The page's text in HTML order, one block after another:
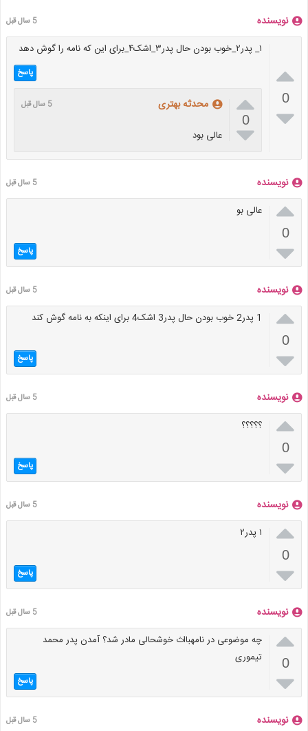
نویسنده 5 سال قبل

0

۱_ پدر۲_خوب بودن حال پدر۳_اشک۴_برای این که نامه را گوش دهد
پاسخ

0

محدثه بهتری 5 سال قبل
عالی بود
نویسنده 5 سال قبل

0

عالی بو
پاسخ
نویسنده 5 سال قبل

0

1 پدر2 خوب بودن حال پدر3 اشک4 برای اینکه به نامه گوش کند
پاسخ
نویسنده 5 سال قبل

0

؟؟؟؟؟
پاسخ
نویسنده 5 سال قبل

0

۱ پدر۲
پاسخ
نویسنده 5 سال قبل

0

چه موضوعی در نامهبااث خوشحالی مادر شد؟ آمدن پدر محمد
تیموری
پاسخ
نویسنده 5 سال قبل